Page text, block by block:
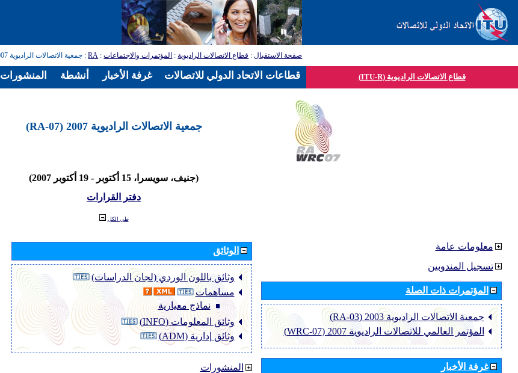
صفحة الاستقبال: قطاع الاتصالات الراديوية: المؤتمرات والاجتماعات:
RA: جمعية الاتصالات الراديوية 2007 (RA-07)
قطاع الاتصالات الراديوية (ITU-R)
جمعية الاتصالات الراديوية 2007 (RA-07)
(جنيف، سويسرا، 15 أكتوبر - 19 أكتوبر 2007)
دفتر القرارات
طي الكل
الوثائق
وثائق باللون الوردي (لجان الدراسات)
مساهمات
نماذج معيارية
وثائق المعلومات (INFO)
وثائق إدارية (ADM)
المنشورات
معلومات عامة
تسجيل المندوبين
المؤتمرات ذات الصلة
جمعية الاتصالات الراديوية 2003 (RA-03)
المؤتمر العالمي للاتصالات الراديوية 2007 (WRC-07)
غرفة الأخبار
المنشورات أنشطة غرفة الأخبار قطاعات الاتحاد الدولي للاتصالات